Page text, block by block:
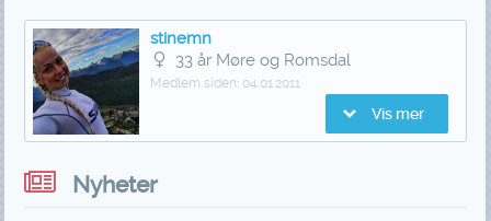
stinemn
33 år Møre og Romsdal
Medlem siden: 04.01.2011
Vis mer
Nyheter